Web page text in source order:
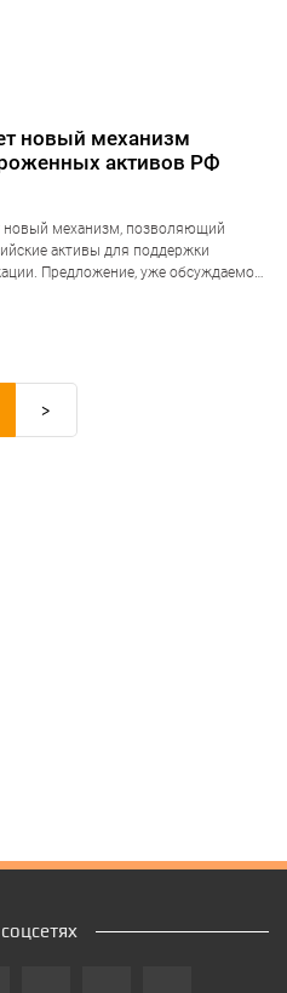
новый механизм
активов РФ
новый механизм, позволяющий
активы для поддержки
Предложение, уже обсуждаемое
займов. ЕС ищет способ
>